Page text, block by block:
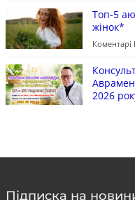
Топ-5
жінок*
2026
Підписка на